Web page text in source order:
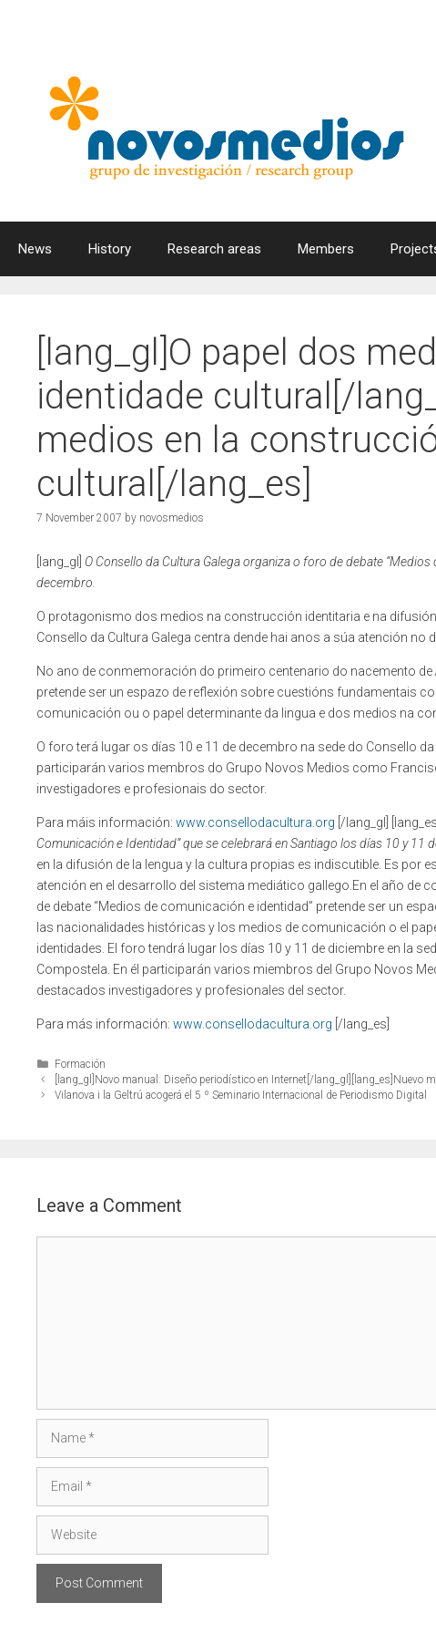
News History Research areas Members
[lang_gl]O papel dos
identidade cultural[/
medios en la
cultural[/lang_es]
7 November 2007 by novosmedios
[lang_gl] O Consello da Cultura Galega organiza o foro de debate
decembro.
O protagonismo dos medios na construcción identitaria e na
Consello da Cultura Galega centra dende hai anos a súa atención
No ano de conmemoración do primeiro centenario do nacemento de
pretende ser un espazo de reflexión sobre cuestións fundamentais
comunicación ou o papel determinante da lingua e dos medios na
O foro terá lugar os días 10 e 11 de decembro na sede do Consello
participarán varios membros do Grupo Novos Medios como
investigadores e profesionais do sector.
Para máis información: www.consellodacultura.org [/lang_gl] [lang_es]
Comunicación e Identidad” que se celebrará en Santiago los días 10 y 11
en la difusión de la lengua y la cultura propias es indiscutible. Es por
atención en el desarrollo del sistema mediático gallego.En el año de
de debate “Medios de comunicación e identidad” pretende ser un
las nacionalidades históricas y los medios de comunicación o el
identidades. El foro tendrá lugar los días 10 y 11 de diciembre en la
Compostela. En él participarán varios miembros del Grupo Novos
destacados investigadores y profesionales del sector.
Para más información: www.consellodacultura.org [/lang_es]
Categories
Formación
[lang_gl]Novo manual: Diseño periodístico en Internet[/lang_gl][lang_es]Nuevo
Vilanova i la Geltrú acogerá el 5 º Seminario Internacional de Periodismo Digital
Leave a Comment